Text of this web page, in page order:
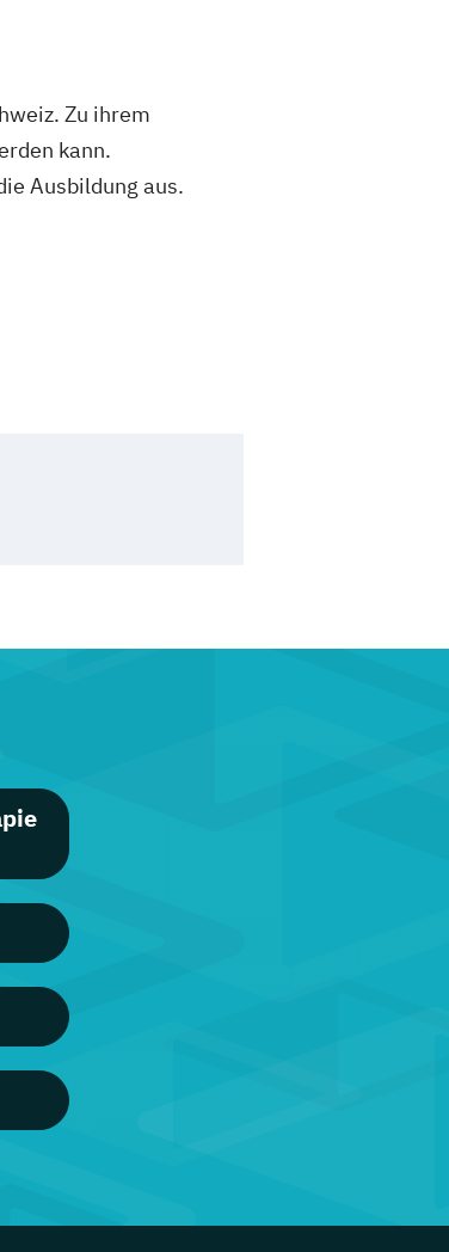
Zu ihrem
kann.
Ausbildung aus.